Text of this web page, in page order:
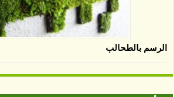
الرسم بالطحالب